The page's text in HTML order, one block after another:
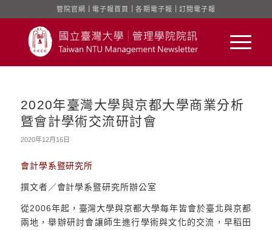
管院官網 電子報首頁 ｜各期電子報 訂閱電子報
2020年臺灣大學與京都大學商業分析
曁會計學術交流研討會
2020年12月16日
會計學系暨研究所
撰文者／會計學系暨研究所辦公室
從2006年起，臺灣大學與京都大學每年皆會於臺北與京都
兩地，舉辦研討會讓師生進行學術與文化的交流，早稻田